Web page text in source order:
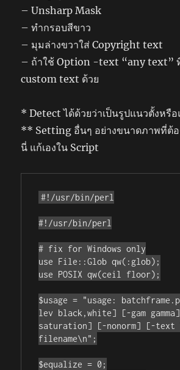
– Unsharp Mask
– ทำกรอบสีขาว
– มุมล่างขวาใส่ Copyright text
– ถ้าใช้ Option -text “any text”
custom text ด้วย
* Detect ได้ด้วยว่าเป็นรูปแนวตั้งหรื
** Setting อื่นๆ อย่างขนาดภาพที่ต้
นี่ แก้เองใน Script
#!/usr/bin/perl
#!/usr/bin/perl
# fix for Windows only
use File::Glob qw(:glob);
use POSIX qw(ceil floor);
$usage = "usage:
lev black,white] [-gam
saturation] [-nonorm] [-
filename\n";
$equalize = 0;